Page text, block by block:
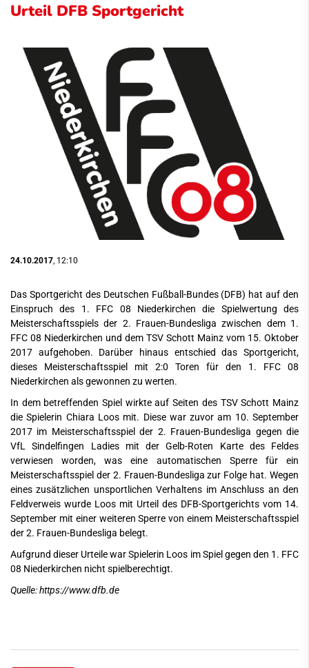
Urteil DFB Sportgericht
24.10.2017 , 12:10
Das Sportgericht des Deutschen Fußball-Bundes (DFB) hat auf den
Einspruch des 1. FFC 08 Niederkirchen die Spielwertung des
Meisterschaftsspiels der 2. Frauen-Bundesliga zwischen dem 1.
FFC 08 Niederkirchen und dem TSV Schott Mainz vom 15. Oktober
2017 aufgehoben. Darüber hinaus entschied das Sportgericht,
dieses Meisterschaftsspiel mit 2:0 Toren für den 1. FFC 08
Niederkirchen als gewonnen zu werten.
In dem betreffenden Spiel wirkte auf Seiten des TSV Schott Mainz
die Spielerin Chiara Loos mit. Diese war zuvor am 10. September
2017 im Meisterschaftsspiel der 2. Frauen-Bundesliga gegen die
VfL Sindelfingen Ladies mit der Gelb-Roten Karte des Feldes
verwiesen worden, was eine automatischen Sperre für ein
Meisterschaftsspiel der 2. Frauen-Bundesliga zur Folge hat. Wegen
eines zusätzlichen unsportlichen Verhaltens im Anschluss an den
Feldverweis wurde Loos mit Urteil des DFB-Sportgerichts vom 14.
September mit einer weiteren Sperre von einem Meisterschaftsspiel
der 2. Frauen-Bundesliga belegt.
Aufgrund dieser Urteile war Spielerin Loos im Spiel gegen den 1. FFC
08 Niederkirchen nicht spielberechtigt.
Quelle:https://www.dfb.de